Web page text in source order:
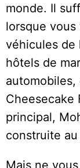
monde. Il
lorsque vous
véhicules de
hôtels de
Cheesecake
principal,
construite
Mais ne